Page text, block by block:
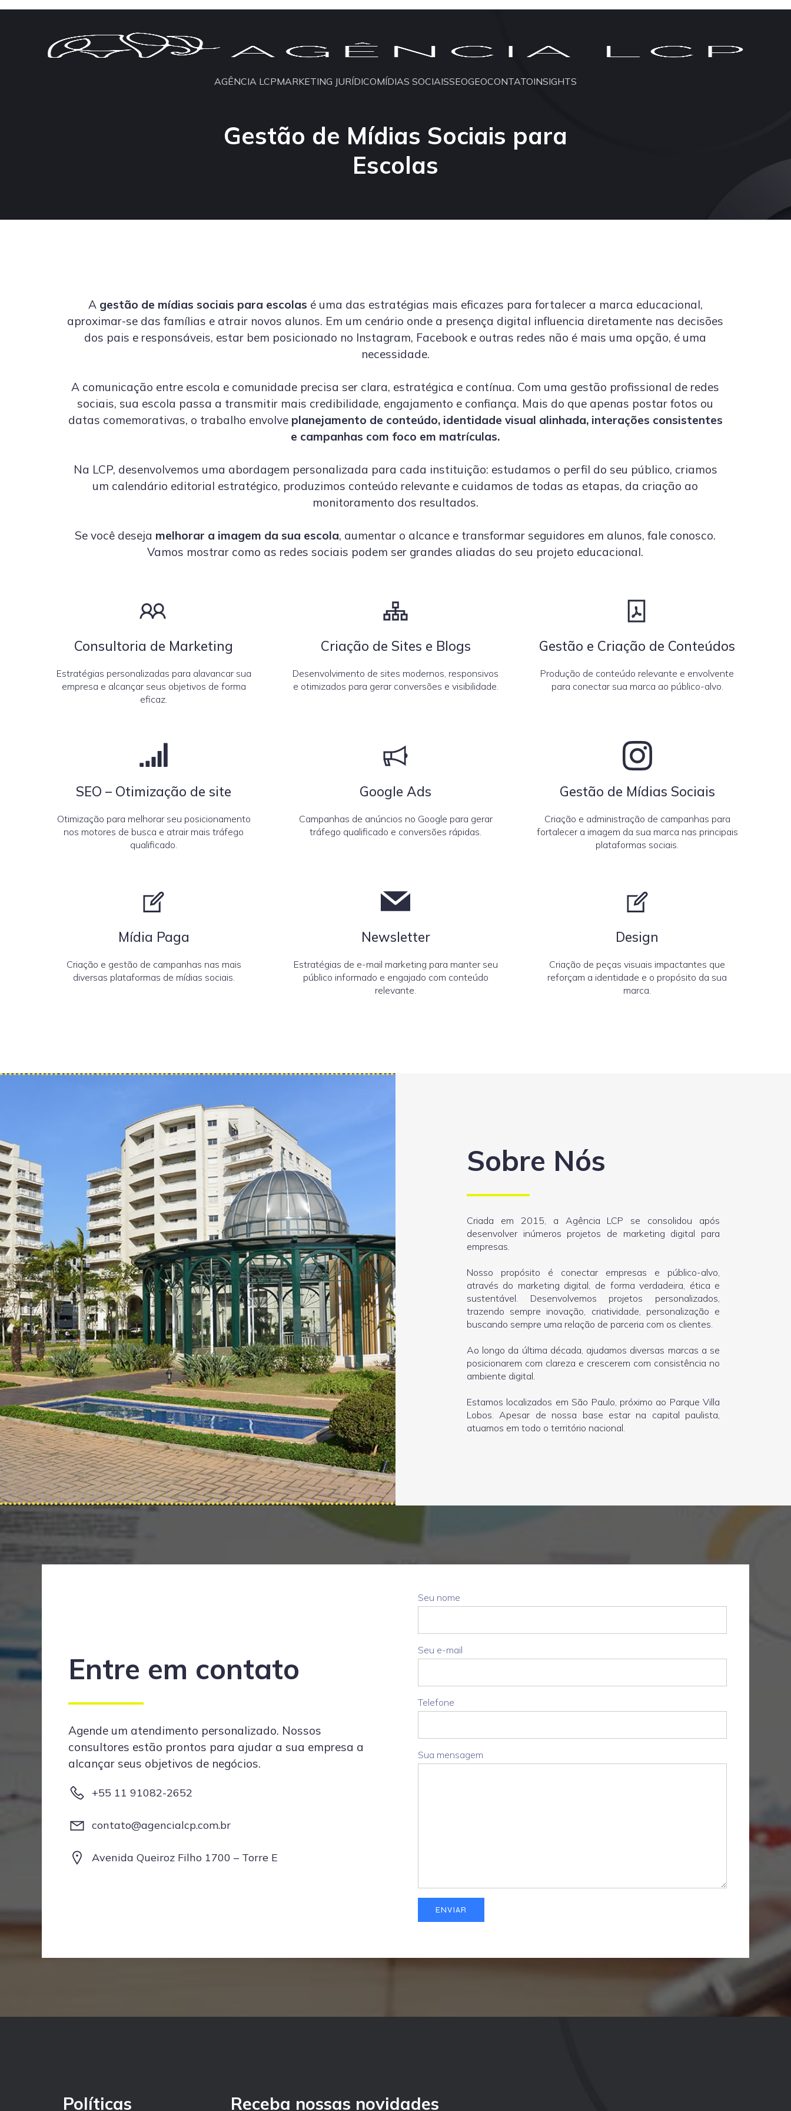
AGÊNCIA LCPMARKETING JURÍDICOMÍDIAS SOCIAISSEOGEOCONTATOINSIGHTS
Gestão de Mídias Sociais para
Escolas
A gestão de mídias sociais para escolas é uma das estratégias mais eficazes para fortalecer a marca educacional,
aproximar-se das famílias e atrair novos alunos. Em um cenário onde a presença digital influencia diretamente nas decisões
dos pais e responsáveis, estar bem posicionado no Instagram, Facebook e outras redes não é mais uma opção, é uma
necessidade.
A comunicação entre escola e comunidade precisa ser clara, estratégica e contínua. Com uma gestão profissional de redes
sociais, sua escola passa a transmitir mais credibilidade, engajamento e confiança. Mais do que apenas postar fotos ou
datas comemorativas, o trabalho envolve planejamento de conteúdo, identidade visual alinhada, interações consistentes
e campanhas com foco em matrículas.
Na LCP, desenvolvemos uma abordagem personalizada para cada instituição: estudamos o perfil do seu público, criamos
um calendário editorial estratégico, produzimos conteúdo relevante e cuidamos de todas as etapas, da criação ao
monitoramento dos resultados.
Se você deseja melhorar a imagem da sua escola, aumentar o alcance e transformar seguidores em alunos, fale conosco.
Vamos mostrar como as redes sociais podem ser grandes aliadas do seu projeto educacional.
Consultoria de Marketing
Estratégias personalizadas para alavancar sua
empresa e alcançar seus objetivos de forma
eficaz.
Criação de Sites e Blogs
Desenvolvimento de sites modernos, responsivos
e otimizados para gerar conversões e visibilidade.
Gestão e Criação de Conteúdos
Produção de conteúdo relevante e envolvente
para conectar sua marca ao público-alvo.
SEO – Otimização de site
Otimização para melhorar seu posicionamento
nos motores de busca e atrair mais tráfego
qualificado.
Google Ads
Campanhas de anúncios no Google para gerar
tráfego qualificado e conversões rápidas.
Gestão de Mídias Sociais
Criação e administração de campanhas para
fortalecer a imagem da sua marca nas principais
plataformas sociais.
Mídia Paga
Criação e gestão de campanhas nas mais
diversas plataformas de mídias sociais.
Newsletter
Estratégias de e-mail marketing para manter seu
público informado e engajado com conteúdo
relevante.
Design
Criação de peças visuais impactantes que
reforçam a identidade e o propósito da sua
marca.
Sobre Nós
Criada em 2015, a Agência LCP se consolidou após
desenvolver inúmeros projetos de marketing digital para
empresas.
Nosso propósito é conectar empresas e público-alvo,
através do marketing digital, de forma verdadeira, ética e
sustentável. Desenvolvemos projetos personalizados,
trazendo sempre inovação, criatividade, personalização e
buscando sempre uma relação de parceria com os clientes.
Ao longo da última década, ajudamos diversas marcas a se
posicionarem com clareza e crescerem com consistência no
ambiente digital.
Estamos localizados em São Paulo, próximo ao Parque Villa
Lobos. Apesar de nossa base estar na capital paulista,
atuamos em todo o território nacional.
Entre em contato
Agende um atendimento personalizado. Nossos
consultores estão prontos para ajudar a sua empresa a
alcançar seus objetivos de negócios.
+55 11 91082-2652
contato@agencialcp.com.br
Avenida Queiroz Filho 1700 – Torre E
Seu nome
Seu e-mail
Telefone
Sua mensagem
Políticas Receba nossas novidades